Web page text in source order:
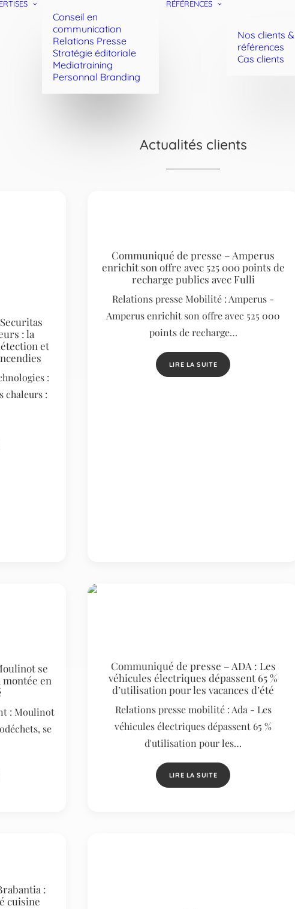
Conseil en
communication
Relations Presse
Stratégie éditoriale
Mediatraining
Personnal Branding
RÉFÉRENCES
Nos clients &
références
Cas clients
Actualités clients
: la
et
:
chaleurs :
Communiqué de presse – Amperus
enrichit son offre avec 525 000 points de
recharge publics avec Fulli
Relations presse Mobilité : Amperus -
Amperus enrichit son offre avec 525 000
points de recharge…
LIRE LA SUITE
se
en
: Moulinot
se
Communiqué de presse – ADA : Les
véhicules électriques dépassent 65 %
d’utilisation pour les vacances d’été
Relations presse mobilité : Ada - Les
véhicules électriques dépassent 65 %
d'utilisation pour les…
LIRE LA SUITE
:
cuisine